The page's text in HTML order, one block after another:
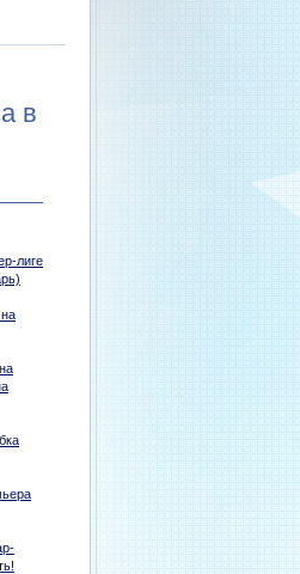
в
лиге